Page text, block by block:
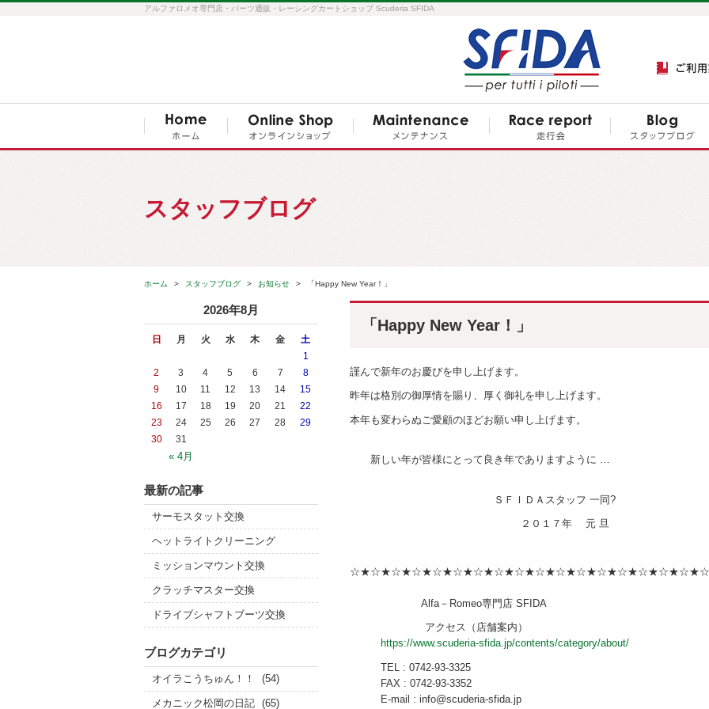
アルファロメオ専門店・パーツ通販・レーシングカートショップ Scuderia SFIDA
スタッフブログ
ホーム スタッフブログ お知らせ 「Happy New Year！」
「Happy New Year！」
謹んで新年のお慶びを申し上げます。
昨年は格別の御厚情を賜り、厚く御礼を申し上げます。
本年も変わらぬご愛顧のほどお願い申し上げます。
新しい年が皆様にとって良き年でありますように …
ＳＦＩＤＡスタッフ 一同?
２０１７年 元 旦
Alfa－Romeo専門店 SFIDA
アクセス（店舗案内）
https://www.scuderia-sfida.jp/contents/category/about/
TEL : 0742-93-3325
FAX : 0742-93-3352
E-mail : info@scuderia-sfida.jp
2026年8月
日 月 火 水 木 金 土
« 4月
1
2
3 4 5 6 7
8
9
10 11 12 13 14
15
16
17 18 19 20 21
22
23
24 25 26 27 28
29
30
31
最新の記事
サーモスタット交換
ヘットライトクリーニング
ミッションマウント交換
クラッチマスター交換
ドライブシャフトブーツ交換
ブログカテゴリ
オイラこうちゅん！！ (54)
メカニック松岡の日記 (65)